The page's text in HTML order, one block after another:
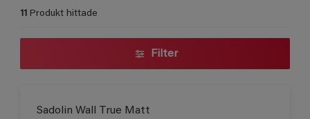
11 Produkt hittade
Filter
Sadolin Wall True Matt